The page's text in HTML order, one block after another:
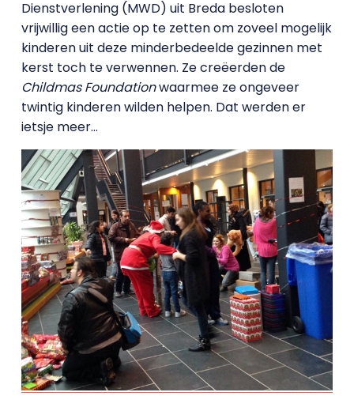
Dienstverlening (MWD) uit Breda besloten
vrijwillig een actie op te zetten om zoveel mogelijk
kinderen uit deze minderbedeelde gezinnen met
kerst toch te verwennen. Ze creëerden de
Childmas Foundationwaarmee ze ongeveer
twintig kinderen wilden helpen. Dat werden er
ietsje meer…